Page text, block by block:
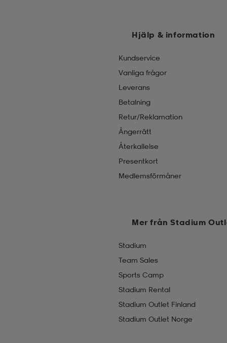
Hjälp & information
Kundservice
Vanliga frågor
Leverans
Betalning
Retur/Reklamation
Ångerrätt
Återkallelse
Presentkort
Medlemsförmåner
Mer från Stadium
Stadium
Team Sales
Sports Camp
Stadium Rental
Stadium Outlet Finland
Stadium Outlet Norge